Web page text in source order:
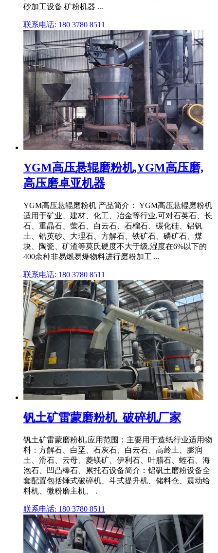
砂加工设备 矿粉机器 ...
联系电话: 180 3780 8511
YGM高压悬辊磨粉机,YGM高压磨,
高压磨卓亚机器
YGM高压悬辊磨粉机 产品简介： YGM高压悬辊磨粉机
适用于矿业、建材、化工、冶金等行业,可对石英石、长
石、重晶石、萤石、白云石、石榴石、碳化硅、铝钒
土、锆英砂、大理石、方解石、铁矿石、磷矿石、煤
块、陶瓷、矿渣等莫氏硬度不大于级,湿度在6%以下的
400余种非易燃易爆物料进行磨粉加工 ...
联系电话: 180 3780 8511
钒土矿雷蒙磨粉机_破碎机厂家
钒土矿雷蒙磨粉机,应用范围：主要用于造纸行业适用物
料：方解石、白垩、石灰石、白云石、高岭土、膨润
土、滑石、云母、菱镁矿、伊利石、叶腊石、蛭石、海
泡石、凹凸棒石、累托石设备简介：铝矾土磨粉设备全
套配置包括锤式破碎机、斗式提升机、储料仓、震动给
料机、微粉磨主机、 .
联系电话: 180 3780 8511